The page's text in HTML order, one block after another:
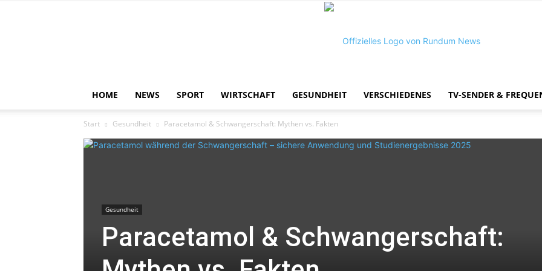
HOME NEWS SPORT WIRTSCHAFT GESUNDHEIT VERSCHIEDENES TV-SENDER &
Start Gesundheit Paracetamol & Schwangerschaft: Mythen vs. Fakten
Gesundheit
Paracetamol & Schwangerschaft: